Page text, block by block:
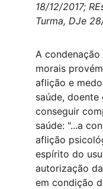
18/12/2017;
Turma, DJe
A
morais
aflição e
saúde, doente
conseguir
saúde: "...a
aflição
espírito do
autorização
em condição